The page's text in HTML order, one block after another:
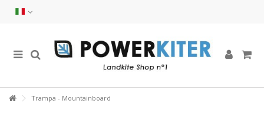
Trampa - Mountainboard